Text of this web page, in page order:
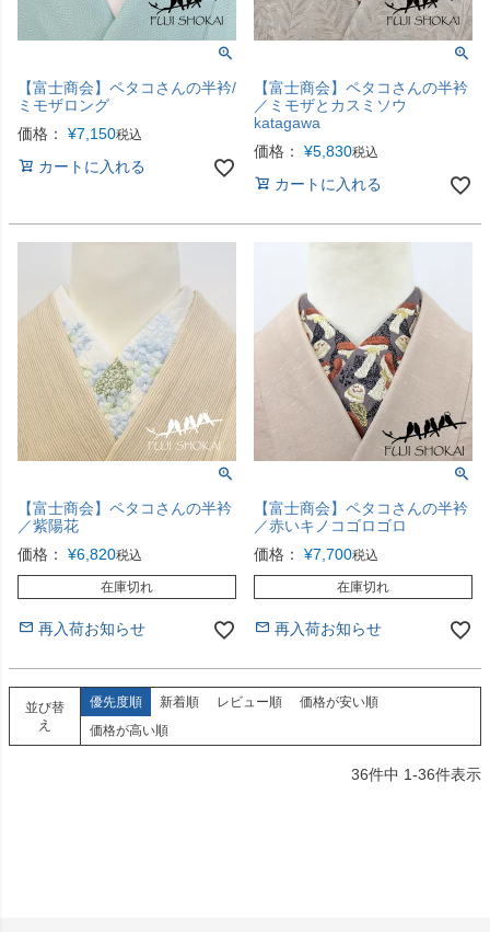
【富士商会】ペタコさんの半衿/
ミモザロング
価格：
¥7,150税込
カートに入れる
【富士商会】ペタコさんの半衿
／ミモザとカスミソウ
katagawa
価格：
¥5,830税込
カートに入れる
【富士商会】ペタコさんの半衿
／紫陽花
価格：
¥6,820税込
在庫切れ
再入荷お知らせ
【富士商会】ペタコさんの半衿
／赤いキノコゴロゴロ
価格：
¥7,700税込
在庫切れ
再入荷お知らせ
並び替
え
優先度順 新着順 レビュー順
価格が安い順
価格が高い順
36件中 1-36件表示